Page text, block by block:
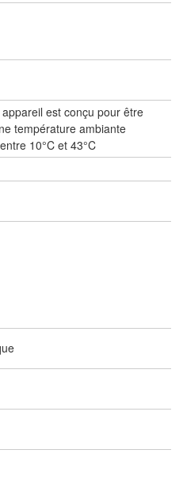
appareil est conçu pour être
température ambiante
10°C et 43°C